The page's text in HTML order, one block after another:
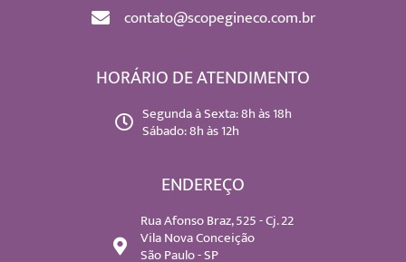
contato@scopegineco.com.br
HORÁRIO DE ATENDIMENTO
Segunda à Sexta: 8h às 18h
Sábado: 8h às 12h
ENDEREÇO
Rua Afonso Braz, 525 - Cj. 22
Vila Nova Conceição
São Paulo - SP